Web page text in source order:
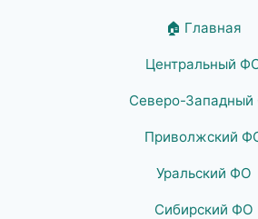
🏠 Главная
Центральный
Северо-
Приволжский
Уральский ФО
Сибирский ФО